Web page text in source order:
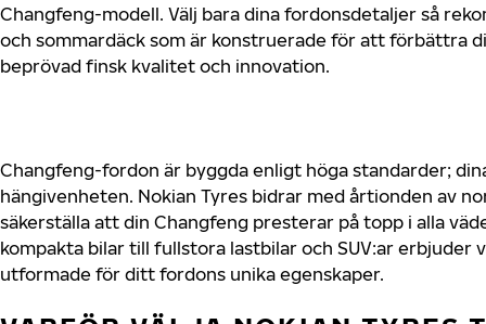
Changfeng-modell. Välj bara dina fordonsdetaljer så
och sommardäck som är konstruerade för att förbättra
beprövad finsk kvalitet och innovation.
Changfeng-fordon är byggda enligt höga standarder;
hängivenheten. Nokian Tyres bidrar med årtionden av
säkerställa att din Changfeng presterar på topp i alla
kompakta bilar till fullstora lastbilar och SUV:ar erbjuder
utformade för ditt fordons unika egenskaper.